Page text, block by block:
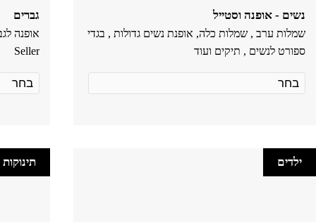
נשים - אופנה וסטייל
שמלות ערב , שמלות כלה, אופנת נשים גדולות , בגדי
ספורט לנשים , תיקים ועוד
גברים
Seller
ילדים תינוקות